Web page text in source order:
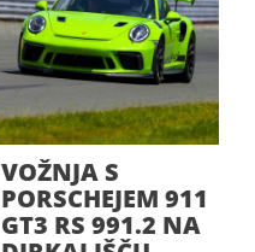
VOŽNJA S
PORSCHEJEM 911
GT3 RS 991.2 NA